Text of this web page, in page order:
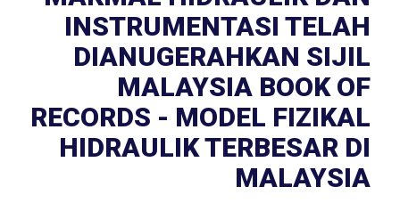
INSTRUMENTASI TELAH
DIANUGERAHKAN SIJIL
MALAYSIA BOOK OF
RECORDS - MODEL FIZIKAL
HIDRAULIK TERBESAR DI
MALAYSIA